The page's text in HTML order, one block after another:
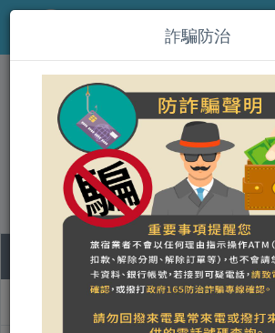
(th)伍百里
營登名稱：
合法民宿 花蓮縣1981
07
วันศุกร์
08
วันเสาร์
詐騙防治